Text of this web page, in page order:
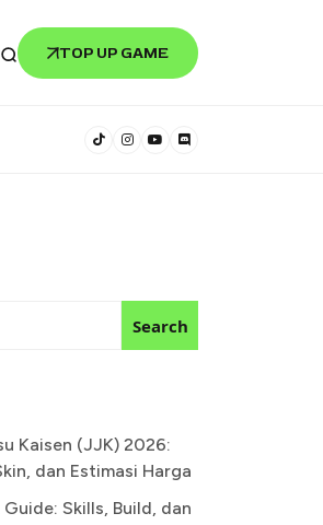
TOP UP GAME
Search
Kaisen (JJK) 2026:
dan Estimasi Harga
Skills, Build, dan